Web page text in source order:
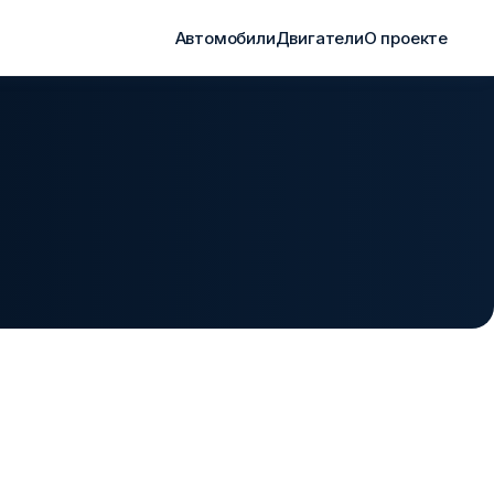
АвтомобилиДвигателиО проекте